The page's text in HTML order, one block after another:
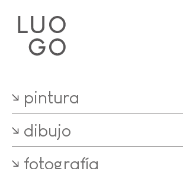
pintura
dibujo
fotografía